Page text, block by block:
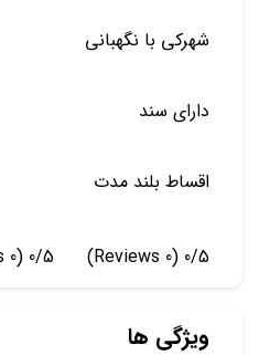
شهرکی با نگهبانی
دارای سند
اقساط بلند مدت
0/5
(0 Reviews)
0/5
(0 Reviews)
ویژگی ها